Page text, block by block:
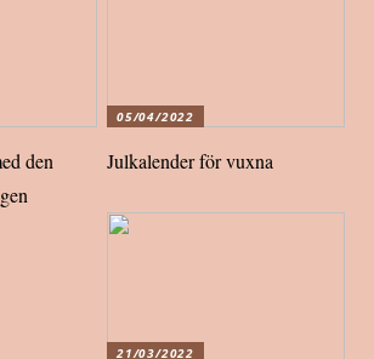
den
05/04/2022
Julkalender för vuxna
21/03/2022